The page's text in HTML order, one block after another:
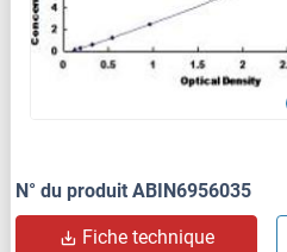
N° du produit ABIN6956035
Fiche technique